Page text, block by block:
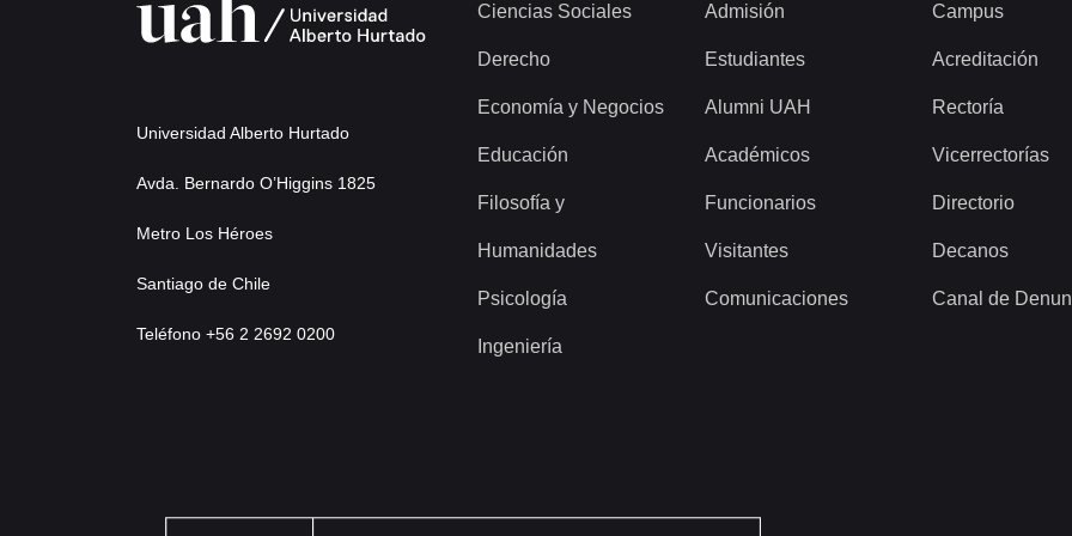
Universidad Alberto Hurtado
Avda. Bernardo O’Higgins 1825
Metro Los Héroes
Santiago de Chile
Teléfono +56 2 2692 0200
Ciencias Sociales
Derecho
Economía y Negocios
Educación
Filosofía y
Humanidades
Psicología
Ingeniería
Admisión
Estudiantes
Alumni UAH
Académicos
Funcionarios
Visitantes
Comunicaciones
Campus
Acreditación
Rectoría
Vicerrectorías
Directorio
Decanos
Canal de